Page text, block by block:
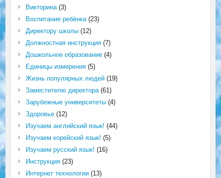
Викторина(3)
Воспитание ребёнка(23)
Директору школы(12)
Должностная инструкция(7)
Дошкольное образование(4)
Единицы измерения(5)
Жизнь популярных людей(19)
Заместителю директора(61)
Зарубежные университеты(4)
Здоровье(12)
Изучаем английский язык! (44)
Изучаем корейский язык! (5)
Изучаем русский язык! (16)
Инструкция(23)
Интернет технологии(13)